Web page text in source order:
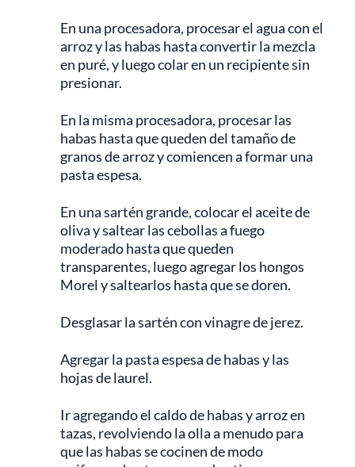
En una procesadora, procesar el agua con el
arroz y las habas hasta convertir la mezcla
en puré, y luego colar en un recipiente sin
presionar.
En la misma procesadora, procesar las
habas hasta que queden del tamaño de
granos de arroz y comiencen a formar una
pasta espesa.
En una sartén grande, colocar el aceite de
oliva y saltear las cebollas a fuego
moderado hasta que queden
transparentes, luego agregar los hongos
Morel y saltearlos hasta que se doren.
Desglasar la sartén con vinagre de jerez.
Agregar la pasta espesa de habas y las
hojas de laurel.
Ir agregando el caldo de habas y arroz en
tazas, revolviendo la olla a menudo para
que las habas se cocinen de modo